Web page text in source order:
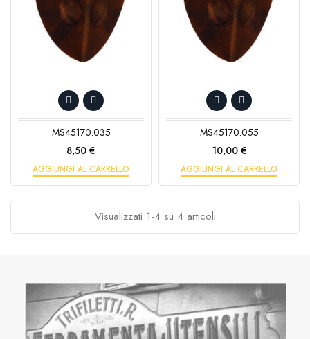
MS45170.035
Prezzo
8,50 €
AGGIUNGI AL CARRELLO
MS45170.055
Prezzo
10,00 €
AGGIUNGI AL CARRELLO
Visualizzati 1-4 su 4 articoli